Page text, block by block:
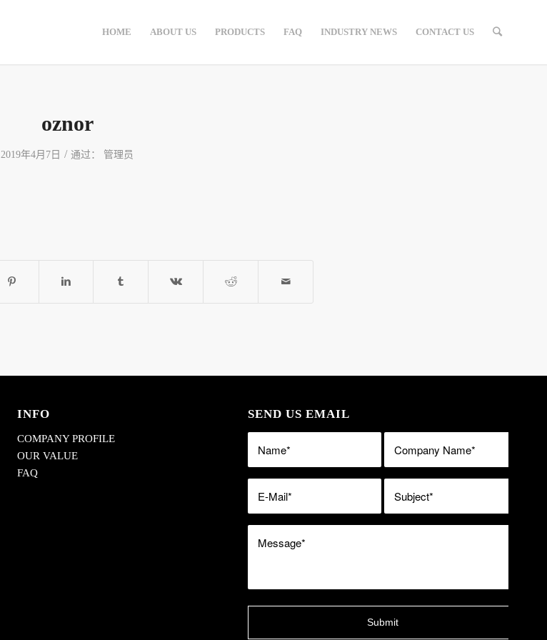
HOME ABOUT US PRODUCTS FAQ INDUSTRY NEWS CONTACT US
oznor
2019年4月7日 / 通过： 管理员
INFO
COMPANY PROFILE
OUR VALUE
FAQ
SEND US EMAIL